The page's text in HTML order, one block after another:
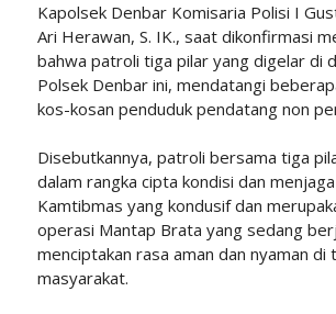
Kapolsek Denbar Komisaria Polisi I
Ari Herawan, S. IK., saat dikonfirmasi
bahwa patroli tiga pilar yang digelar di
Polsek Denbar ini, mendatangi
kos-kosan penduduk pendatang non
Disebutkannya, patroli bersama tiga
dalam rangka cipta kondisi dan
Kamtibmas yang kondusif dan
operasi Mantap Brata yang sedang
menciptakan rasa aman dan nyaman di
masyarakat.